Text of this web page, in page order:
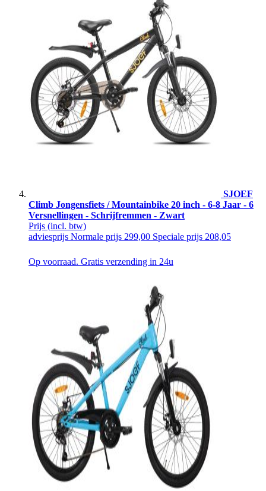
SJOEF
Climb Jongensfiets / Mountainbike 20 inch - 6-8 Jaar - 6
Versnellingen - Schrijfremmen - Zwart
Prijs (incl. btw)
adviesprijs Normale prijs 299,00 Speciale prijs 208,05
Op voorraad. Gratis verzending in 24u